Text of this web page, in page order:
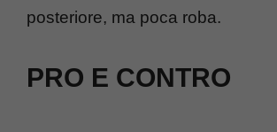
posteriore, ma poca roba.
PRO E CONTRO